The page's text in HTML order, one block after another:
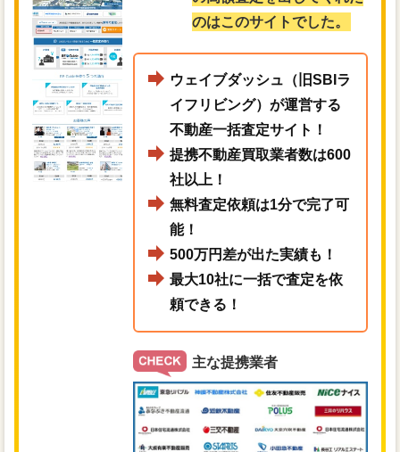
のはこのサイトでした。
ウェイブダッシュ（旧SBIラ
イフリビング）が運営する
不動産一括査定サイト！
提携不動産買取業者数は600
社以上！
無料査定依頼は1分で完了可
能！
500万円差が出た実績も！
最大10社に一括で査定を依
頼できる！
主な提携業者